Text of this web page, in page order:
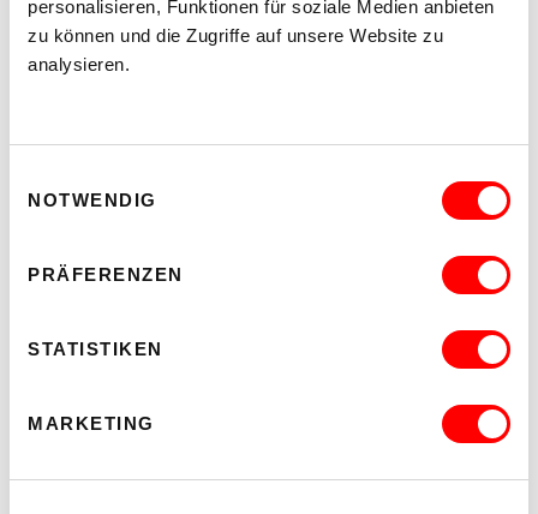
personalisieren, Funktionen für soziale Medien anbieten
zu können und die Zugriffe auf unsere Website zu
analysieren.
NOTWENDIG
PRÄFERENZEN
STATISTIKEN
MARKETING